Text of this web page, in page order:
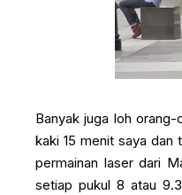
Banyak juga loh
kaki 15 menit saya dan
permainan laser dari
setiap pukul 8 atau